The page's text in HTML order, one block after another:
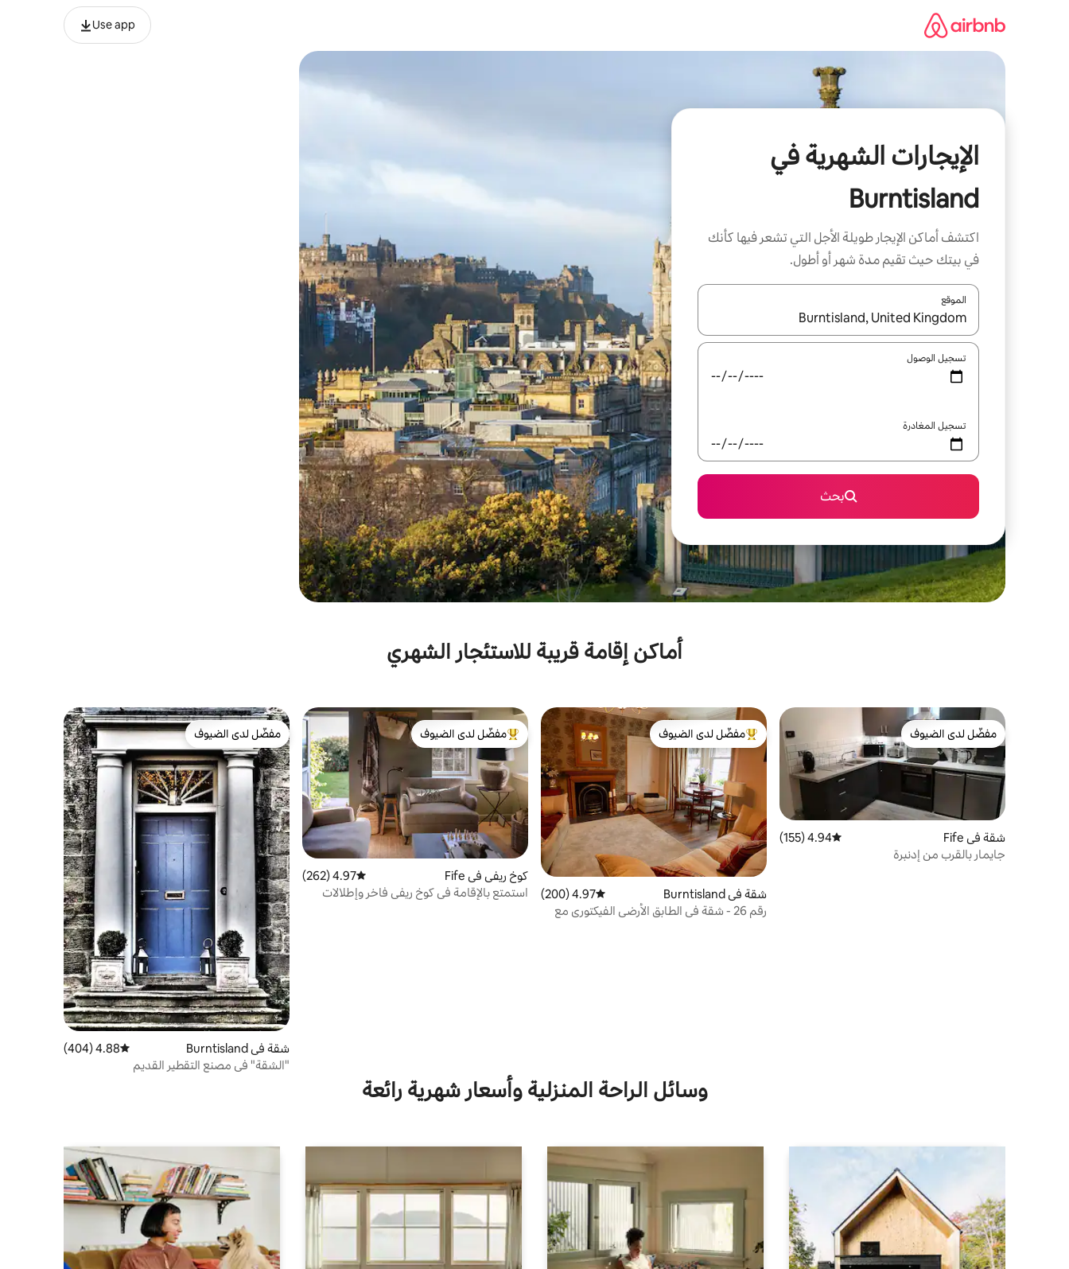
Use app
الإيجارات الشهرية في
Burntisland
اكتشف أماكن الإيجار طويلة الأجل التي تشعر فيها كأنك
في بيتك حيث تقيم مدة شهر أو أطول.
الموقع
عند توفر النتائج، انتقل باستخدام السهمين لأعلى ولأسفل أو استكشف عن طريق اللمس أو السحب.
تسجيل الوصول
تسجيل المغادرة
بحث
أماكن إقامة قريبة للاستئجار الشهري
مفضّل لدى الضيوف
مفضّل لدى الضيوف
شقة في Fife متوسط التقييم 4.94 من 5، 155 مراجعات
4.94 (155)
جايمار بالقرب من إدنبرة
من أبرز البيوت المفضّلة لدى الضيوف
مفضّل لدى الضيوف
شقة في Burntisland متوسط التقييم 4.97 من 5، 200 مراجعات
4.97 (200)
رقم 26 - شقة في الطابق الأرضي الفيكتوري مع
من أبرز البيوت المفضّلة لدى الضيوف
مفضّل لدى الضيوف
كوخ ريفي في Fife متوسط التقييم 4.97 من 5، 262 مراجعات
4.97 (262)
استمتع بالإقامة في كوخ ريفي فاخر وإطلالات
مفضّل لدى الضيوف
مفضّل لدى الضيوف
شقة في Burntisland متوسط التقييم 4.88 من 5، 404 مراجعات
4.88 (404)
"الشقة" في مصنع التقطير القديم
وسائل الراحة المنزلية وأسعار شهرية رائعة